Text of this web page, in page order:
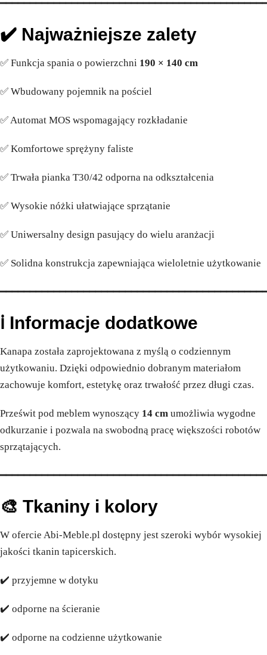
✔️ Najważniejsze zalety
✅ Funkcja spania o powierzchni 190 × 140 cm
✅ Wbudowany pojemnik na pościel
✅ Automat MOS wspomagający rozkładanie
✅ Komfortowe sprężyny faliste
✅ Trwała pianka T30/42 odporna na odkształcenia
✅ Wysokie nóżki ułatwiające sprzątanie
✅ Uniwersalny design pasujący do wielu aranżacji
✅ Solidna konstrukcja zapewniająca wieloletnie użytkowanie
ℹ️ Informacje dodatkowe
Kanapa została zaprojektowana z myślą o codziennym
użytkowaniu. Dzięki odpowiednio dobranym materiałom
zachowuje komfort, estetykę oraz trwałość przez długi czas.
Prześwit pod meblem wynoszący 14 cm umożliwia wygodne
odkurzanie i pozwala na swobodną pracę większości robotów
sprzątających.
🎨 Tkaniny i kolory
W ofercie Abi-Meble.pl dostępny jest szeroki wybór wysokiej
jakości tkanin tapicerskich.
✔️ przyjemne w dotyku
✔️ odporne na ścieranie
✔️ odporne na codzienne użytkowanie